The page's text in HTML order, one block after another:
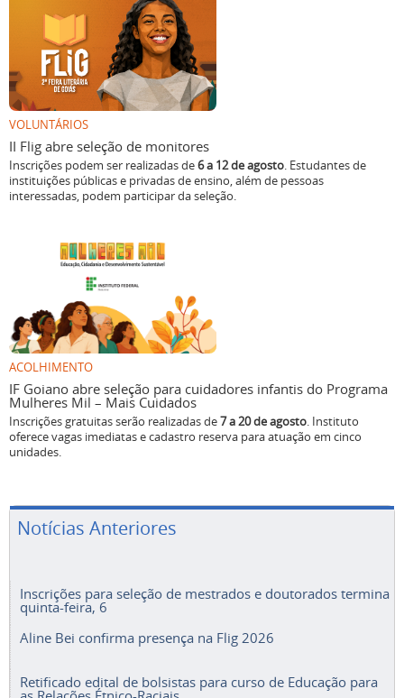
VOLUNTÁRIOS
II Flig abre seleção de monitores
Inscrições podem ser realizadas de6 a 12 de agosto. Estudantes de
instituições públicas e privadas de ensino, além de pessoas
interessadas, podem participar da seleção.
ACOLHIMENTO
IF Goiano abre seleção para cuidadores infantis do Programa
Mulheres Mil – Mais Cuidados
Inscrições gratuitas serão realizadas de7 a 20 de agosto. Instituto
oferece vagas imediatas e cadastro reserva para atuação em cinco
unidades.
Notícias Anteriores
Inscrições para seleção de mestrados e doutorados termina
quinta-feira, 6
Aline Bei confirma presença na Flig 2026
Retificado edital de bolsistas para curso de Educação para